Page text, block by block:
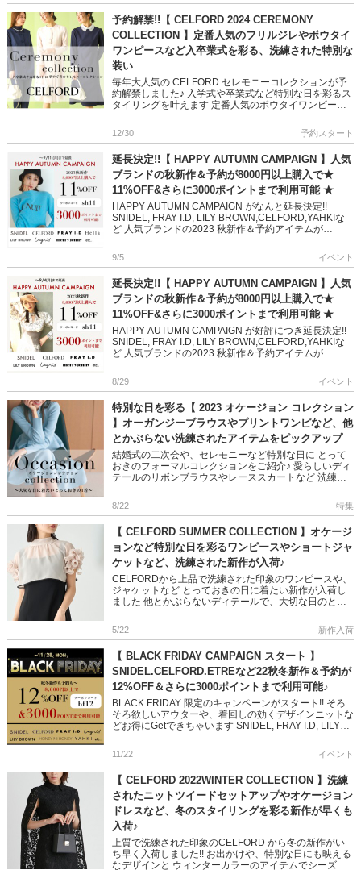
予約解禁!!【 CELFORD 2024 CEREMONY
COLLECTION 】定番人気のフリルジレやボウタイ
ワンピースなど入卒業式を彩る、洗練された特別な
装い
毎年大人気の CELFORD セレモニーコレクションが予
約解禁しました♪ 入学式や卒業式など特別な日を彩るス
タイリングを叶えます 定番人気のボウタイワンピース
クしてくださ […]
12/30 予約スタート
延長決定!!【 HAPPY AUTUMN CAMPAIGN 】人気
ブランドの秋新作＆予約が8000円以上購入で★
11%OFF&さらに3000ポイントまで利用可能 ★
HAPPY AUTUMN CAMPAIGN がなんと延長決定!!
SNIDEL, FRAY I.D, LILY BROWN,CELFORD,YAHKIな
ど 人気ブランドの2023 秋新作＆予約アイテムが
9/5 イベント
延長決定!!【 HAPPY AUTUMN CAMPAIGN 】人気
ブランドの秋新作＆予約が8000円以上購入で★
11%OFF&さらに3000ポイントまで利用可能 ★
HAPPY AUTUMN CAMPAIGN が好評につき延長決定!!
SNIDEL, FRAY I.D, LILY BROWN,CELFORD,YAHKIな
ど 人気ブランドの2023 秋新作＆予約アイテムが
8/29 イベント
特別な日を彩る【 2023 オケージョン コレクション
】オーガンジーブラウスやプリントワンピなど、他
とかぶらない洗練されたアイテムをピックアップ
結婚式の二次会や、セレモニーなど特別な日に とって
おきのフォーマルコレクションをご紹介♪ 愛らしいディ
テールのリボンブラウスやレーススカートなど 洗練さ
2023 オケージョ […]
8/22 特集
【 CELFORD SUMMER COLLECTION 】オケージ
ョンなど特別な日を彩るワンピースやショートジャ
ケットなど、洗練された新作が入荷♪
CELFORDから上品で洗練された印象のワンピースや、
ジャケットなど とっておきの日に着たい新作が入荷し
ました 他とかぶらないディテールで、大切な日のとっ
に活躍の、上品 […]
5/22 新作入荷
【 BLACK FRIDAY CAMPAIGN スタート 】
SNIDEL.CELFORD.ETREなど22秋冬新作＆予約が
12%OFF＆さらに3000ポイントまで利用可能♪
BLACK FRIDAY 限定のキャンペーンがスタート!! そろ
そろ欲しいアウターや、着回しの効くデザインニットな
どお得にGetできちゃいます SNIDEL, FRAY I.D, LILY
11/22 イベント
【 CELFORD 2022WINTER COLLECTION 】洗練
されたニットツイードセットアップやオケージョン
ドレスなど、冬のスタイリングを彩る新作が早くも
入荷♪
上質で洗練された印象のCELFORD から冬の新作がい
ち早く入荷しました!! お出かけや、特別な日にも映える
なデザインと ウィンターカラーのアイテムでシーズン